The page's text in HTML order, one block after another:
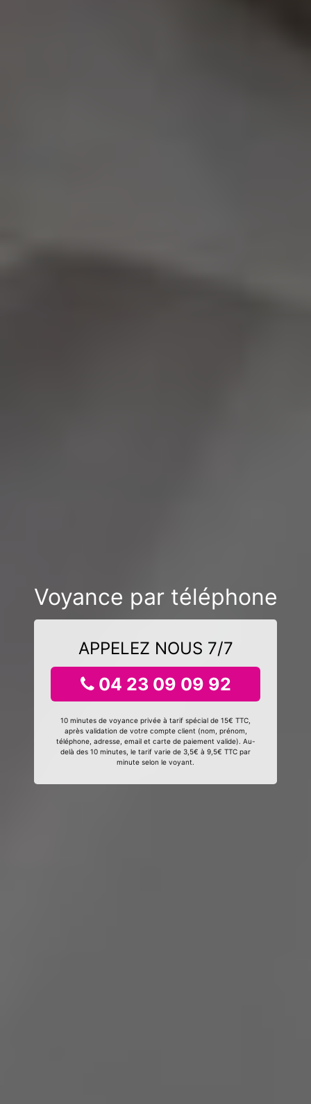
Voyance par téléphone
APPELEZ NOUS 7/7
04 23 09 09 92
10 minutes de voyance privée à tarif spécial de 15€ TTC,
après validation de votre compte client (nom, prénom,
téléphone, adresse, email et carte de paiement valide). Au-
delà des 10 minutes, le tarif varie de 3,5€ à 9,5€ TTC par
minute selon le voyant.